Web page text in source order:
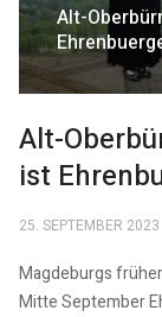
Alt-
Alt-
ist
25. SEPTEMBER 2023
Magdeburgs
Mitte September